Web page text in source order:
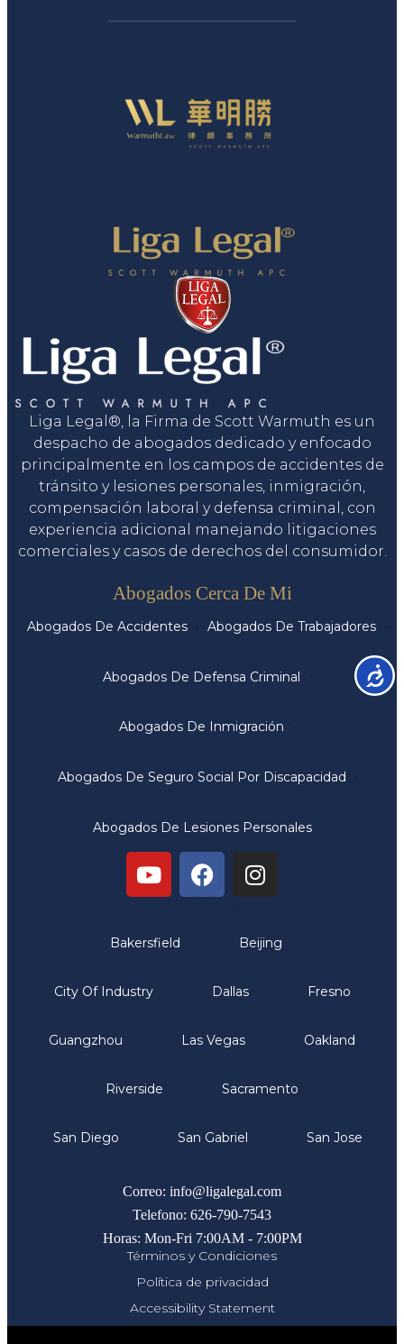
Liga Legal®, la Firma de Scott Warmuth es un
despacho de abogados dedicado y enfocado
principalmente en los campos de accidentes de
tránsito y lesiones personales, inmigración,
compensación laboral y defensa criminal, con
experiencia adicional manejando litigaciones
comerciales y casos de derechos del consumidor.
Abogados Cerca De Mi
Abogados De Accidentes Abogados De Trabajadores
Abogados De Defensa Criminal
Abogados De Inmigración
Abogados De Seguro Social Por Discapacidad
Abogados De Lesiones Personales
Bakersfield Beijing
City Of Industry Dallas Fresno
Guangzhou Las Vegas Oakland
Riverside Sacramento
San Diego San Gabriel San Jose
Correo: info@ligalegal.com
Telefono: 626-790-7543
Horas: Mon-Fri 7:00AM - 7:00PM
Términos y Condiciones
Política de privacidad
Accessibility Statement